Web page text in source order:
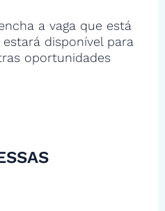
a vaga que está
disponível para
oportunidades